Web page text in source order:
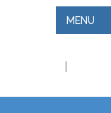
MENU
|